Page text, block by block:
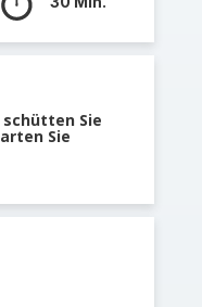
schütten Sie
Sie